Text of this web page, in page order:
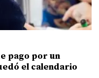
pago por un
el calendario